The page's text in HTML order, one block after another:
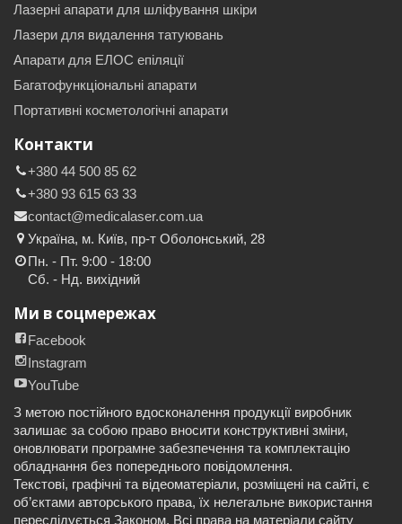
Лазерні апарати для шліфування шкіри
Лазери для видалення татуювань
Апарати для ЕЛОС епіляції
Багатофункціональні апарати
Портативні косметологічні апарати
Контакти
+380 44 500 85 62
+380 93 615 63 33
contact@medicalaser.com.ua
Україна, м. Київ, пр-т Оболонський, 28
Пн. - Пт. 9:00 - 18:00
Сб. - Нд. вихідний
Ми в соцмережах
Facebook
Instagram
YouTube
З метою постійного вдосконалення продукції виробник
залишає за собою право вносити конструктивні зміни,
оновлювати програмне забезпечення та комплектацію
обладнання без попереднього повідомлення.
Текстові, графічні та відеоматеріали, розміщені на сайті, є
об’єктами авторського права, їх нелегальне використання
переслідується Законом. Всі права на матеріали сайту